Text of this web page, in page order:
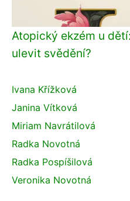
Atopický ekzém u
ulevit svědění?
Ivana Křížková
Janina Vítková
Miriam Navrátilová
Radka Novotná
Radka Pospíšilová
Veronika Novotná